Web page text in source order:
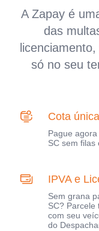
A Zapay é
das
só no seu
Cota
Pague
SC sem filas
IPVA e
Sem grana
SC? Parcele
com seu
do